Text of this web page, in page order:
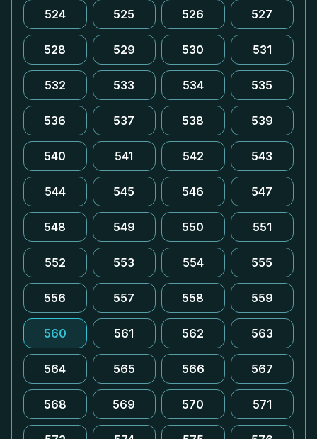
524 525 526 527
528 529 530 531
532 533 534 535
536 537 538 539
540 541 542 543
544 545 546 547
548 549 550 551
552 553 554 555
556 557 558 559
560 561 562 563
564 565 566 567
568 569 570 571